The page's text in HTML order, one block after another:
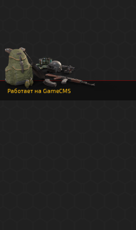
Работает на GameCMS